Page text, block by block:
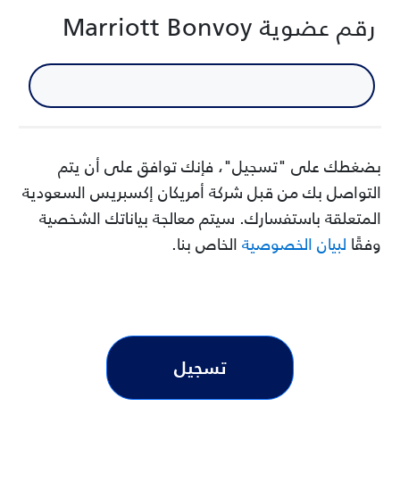
رقم عضوية Marriott Bonvoy
بضغطك على "تسجيل"، فإنك توافق على أن يتم
التواصل بك من قبل شركة أمريكان إكسبريس السعودية
المتعلقة باستفسارك. سيتم معالجة بياناتك الشخصية
وفقًا لبيان الخصوصيةالخاص بنا.
تسجيل